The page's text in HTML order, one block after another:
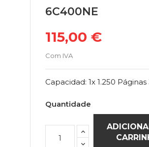
6C400NE
115,00 €
Com IVA
Capacidad: 1x 1.250
Quantidade